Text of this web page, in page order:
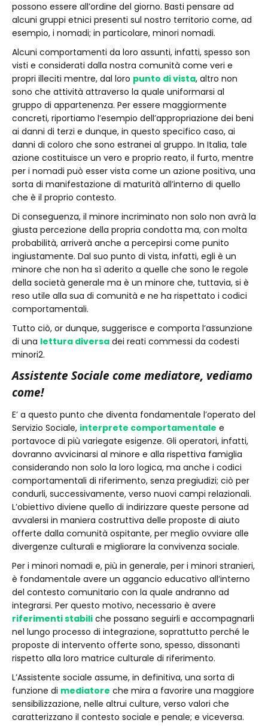
possono essere all’ordine del giorno. Basti pensare ad
alcuni gruppi etnici presenti sul nostro territorio come, ad
esempio, i nomadi; in particolare, minori nomadi.
Alcuni comportamenti da loro assunti, infatti, spesso son
visti e considerati dalla nostra comunità come veri e
propri illeciti mentre, dal loro punto di vista, altro non
sono che attività attraverso la quale uniformarsi al
gruppo di appartenenza. Per essere maggiormente
concreti, riportiamo l’esempio dell’appropriazione dei beni
ai danni di terzi e dunque, in questo specifico caso, ai
danni di coloro che sono estranei al gruppo. In Italia, tale
azione costituisce un vero e proprio reato, il furto, mentre
per i nomadi può esser vista come un azione positiva, una
sorta di manifestazione di maturità all’interno di quello
che è il proprio contesto.
Di conseguenza, il minore incriminato non solo non avrà la
giusta percezione della propria condotta ma, con molta
probabilità, arriverà anche a percepirsi come punito
ingiustamente. Dal suo punto di vista, infatti, egli è un
minore che non ha sì aderito a quelle che sono le regole
della società generale ma è un minore che, tuttavia, si è
reso utile alla sua di comunità e ne ha rispettato i codici
comportamentali.
Tutto ciò, or dunque, suggerisce e comporta l’assunzione
di una lettura diversa dei reati commessi da codesti
minori2.
Assistente Sociale come mediatore, vediamo
come!
E’ a questo punto che diventa fondamentale l’operato del
Servizio Sociale, interprete comportamentale e
portavoce di più variegate esigenze. Gli operatori, infatti,
dovranno avvicinarsi al minore e alla rispettiva famiglia
considerando non solo la loro logica, ma anche i codici
comportamentali di riferimento, senza pregiudizi; ciò per
condurli, successivamente, verso nuovi campi relazionali.
L’obiettivo diviene quello di indirizzare queste persone ad
avvalersi in maniera costruttiva delle proposte di aiuto
offerte dalla comunità ospitante, per meglio ovviare alle
divergenze culturali e migliorare la convivenza sociale.
Per i minori nomadi e, più in generale, per i minori stranieri,
è fondamentale avere un aggancio educativo all’interno
del contesto comunitario con la quale andranno ad
integrarsi. Per questo motivo, necessario è avere
riferimenti stabili che possano seguirli e accompagnarli
nel lungo processo di integrazione, soprattutto perché le
proposte di intervento offerte sono, spesso, dissonanti
rispetto alla loro matrice culturale di riferimento.
L’Assistente sociale assume, in definitiva, una sorta di
funzione di mediatore che mira a favorire una maggiore
sensibilizzazione, nelle altrui culture, verso valori che
caratterizzano il contesto sociale e penale; e viceversa.